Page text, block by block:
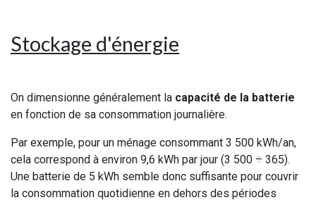
Stockage d'énergie
On dimensionne généralement la capacité de la batterie
en fonction de sa consommation journalière.
Par exemple, pour un ménage consommant 3 500 kWh/an,
cela correspond à environ 9,6 kWh par jour (3 500 ÷ 365).
Une batterie de 5 kWh semble donc suffisante pour couvrir
la consommation quotidienne en dehors des périodes